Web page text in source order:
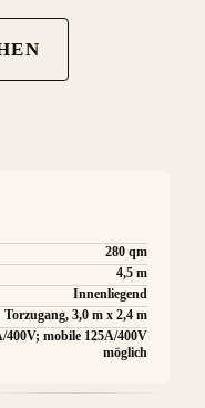
280 qm
4,5 m
Innenliegend
Torzugang, 3,0 m x 2,4 m
400V; mobile 125A/400V
möglich